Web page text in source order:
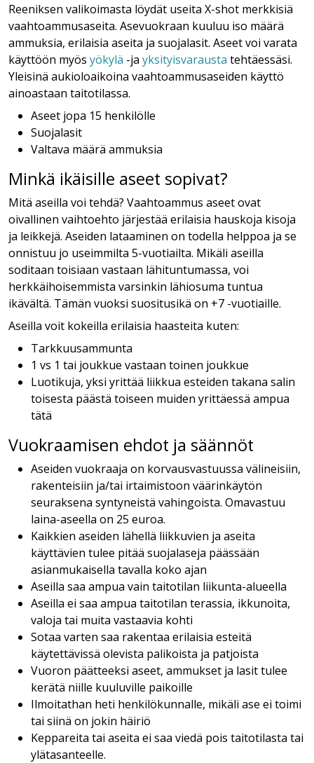
Reeniksen valikoimasta löydät useita X-shot merkkisiä
vaahtoammusaseita. Asevuokraan kuuluu iso määrä
ammuksia, erilaisia aseita ja suojalasit. Aseet voi varata
käyttöön myös yökylä -ja yksityisvarausta tehtäessäsi.
Yleisinä aukioloaikoina vaahtoammusaseiden käyttö
ainoastaan taitotilassa.
Aseet jopa 15 henkilölle
Suojalasit
Valtava määrä ammuksia
Minkä ikäisille aseet sopivat?
Mitä aseilla voi tehdä? Vaahtoammus aseet ovat
oivallinen vaihtoehto järjestää erilaisia hauskoja kisoja
ja leikkejä. Aseiden lataaminen on todella helppoa ja se
onnistuu jo useimmilta 5-vuotiailta. Mikäli aseilla
soditaan toisiaan vastaan lähituntumassa, voi
herkkäihoisemmista varsinkin lähiosuma tuntua
ikävältä. Tämän vuoksi suositusikä on +7 -vuotiaille.
Aseilla voit kokeilla erilaisia haasteita kuten:
Tarkkuusammunta
1 vs 1 tai joukkue vastaan toinen joukkue
Luotikuja, yksi yrittää liikkua esteiden takana salin
toisesta päästä toiseen muiden yrittäessä ampua
tätä
Vuokraamisen ehdot ja säännöt
Aseiden vuokraaja on korvausvastuussa välineisiin,
rakenteisiin ja/tai irtaimistoon väärinkäytön
seuraksena syntyneistä vahingoista. Omavastuu
laina-aseella on 25 euroa.
Kaikkien aseiden lähellä liikkuvien ja aseita
käyttävien tulee pitää suojalaseja päässään
asianmukaisella tavalla koko ajan
Aseilla saa ampua vain taitotilan liikunta-alueella
Aseilla ei saa ampua taitotilan terassia, ikkunoita,
valoja tai muita vastaavia kohti
Sotaa varten saa rakentaa erilaisia esteitä
käytettävissä olevista palikoista ja patjoista
Vuoron päätteeksi aseet, ammukset ja lasit tulee
kerätä niille kuuluville paikoille
Ilmoitathan heti henkilökunnalle, mikäli ase ei toimi
tai siinä on jokin häiriö
Keppareita tai aseita ei saa viedä pois taitotilasta tai
ylätasanteelle.